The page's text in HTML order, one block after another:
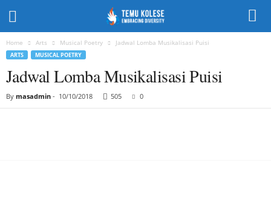
Home Arts Musical Poetry Jadwal Lomba Musikalisasi Puisi
ARTS MUSICAL POETRY
Jadwal Lomba Musikalisasi Puisi
By masadmin - 10/10/2018 505 0